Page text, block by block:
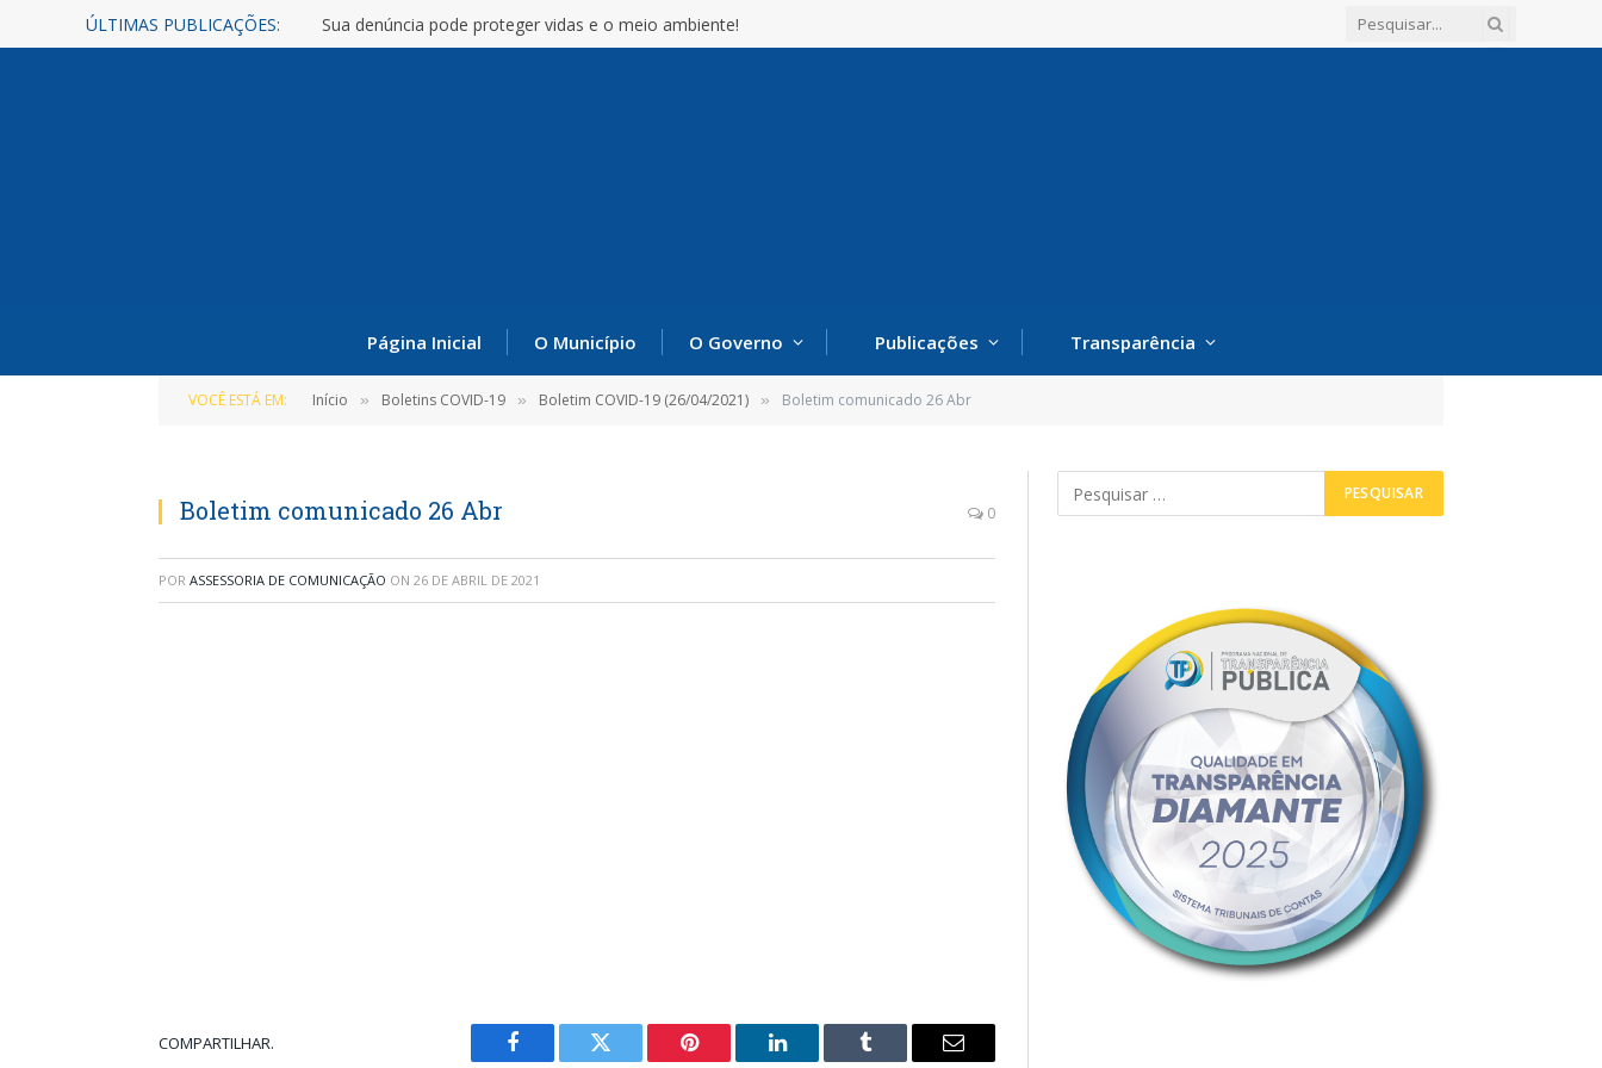
ÚLTIMAS PUBLICAÇÕES: Sua denúncia pode proteger vidas e o meio ambiente!
Página Inicial O Município O Governo Publicações Transparência
VOCÊ ESTÁ EM: Início » Boletins COVID-19 » Boletim COVID-19 (26/04/2021) » Boletim comunicado 26 Abr
Boletim comunicado 26 Abr 0
POR ASSESSORIA DE COMUNICAÇÃO ON 26 DE ABRIL DE 2021
COMPARTILHAR.
Facebook Twitter Pinterest LinkedIn Tumblr E-